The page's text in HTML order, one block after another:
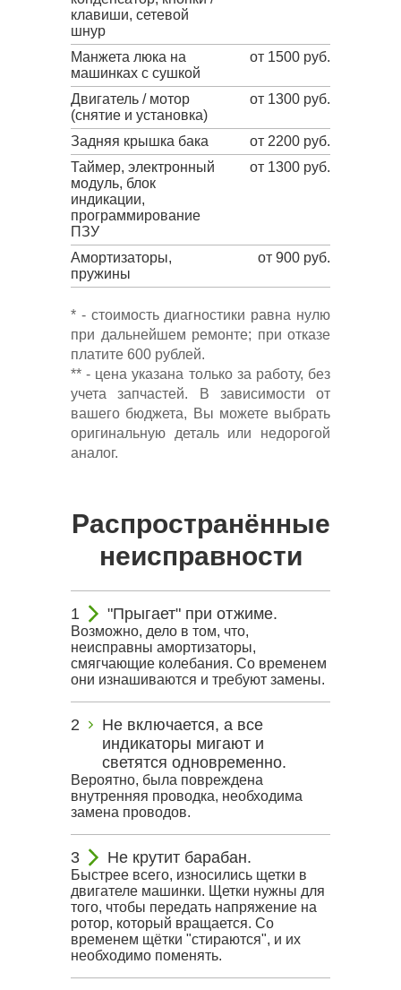
клавиши, сетевой
шнур
Манжета люка на
машинках с сушкой
от 1500 руб.
Двигатель / мотор
(снятие и установка)
от 1300 руб.
Задняя крышка бака
от 2200 руб.
Таймер, электронный
модуль, блок
индикации,
программирование
ПЗУ
от 1300 руб.
Амортизаторы,
пружины
от 900 руб.
* - стоимость диагностики равна нулю
при дальнейшем ремонте; при отказе
платите 600 рублей.
** - цена указана только за работу, без
учета запчастей. В зависимости от
вашего бюджета, Вы можете выбрать
оригинальную деталь или недорогой
аналог.
Распространённые
неисправности
"Прыгает" при отжиме.
Возможно, дело в том, что,
неисправны амортизаторы,
смягчающие колебания. Со временем
они изнашиваются и требуют замены.
Не включается, а все
индикаторы мигают и
светятся одновременно.
Вероятно, была повреждена
внутренняя проводка, необходима
замена проводов.
Не крутит барабан.
Быстрее всего, износились щетки в
двигателе машинки. Щетки нужны для
того, чтобы передать напряжение на
ротор, который вращается. Со
временем щётки "стираются", и их
необходимо поменять.